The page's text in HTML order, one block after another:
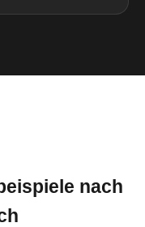
nach